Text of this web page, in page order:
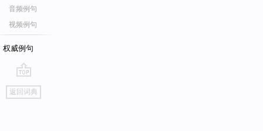
音频例句
视频例句
权威例句
go
top
返回词典